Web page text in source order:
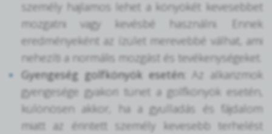
személy hajlamos lehet a könyökét kevesebbet
mozgatni vagy kevésbé használni. Ennek
eredményeként az ízület merevebbé válhat, ami
nehezíti a normális mozgást és tevékenységeket.
Gyengeség golfkönyök esetén:
Az alkarizmok
gyengesége gyakori tünet a golfkönyök esetén,
különösen akkor, ha a gyulladás és fájdalom
miatt az érintett személy kevesebb terhelést